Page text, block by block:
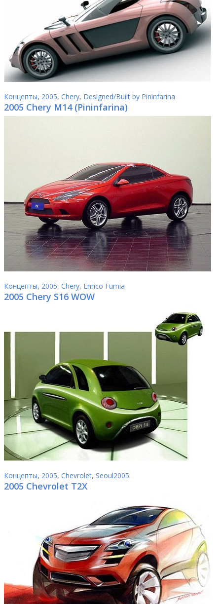
Концепты, 2005, Chery, Designed/Built by Pininfarina
2005 Chery M14 (Pininfarina)
Концепты, 2005, Chery, Enrico Fumia
2005 Chery S16 WOW
Концепты, 2005, Chevrolet, Seoul2005
2005 Chevrolet T2X